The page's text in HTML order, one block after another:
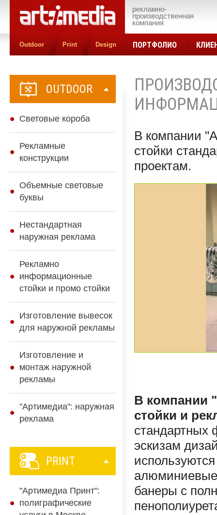
рекламно-
производственная
компания
Outdoor Print Design ПОРТФОЛИО
OUTDOOR
Cветовые короба
Рекламные
конструкции
Объемные световые
буквы
Нестандартная
наружная реклама
Рекламно
информационные
стойки и промо стойки
Изготовление вывесок
для наружной рекламы
Изготовление и
монтаж наружной
рекламы
"Артимедиа": наружная
реклама
PRINT
"Артимедиа Принт":
полиграфические
В компании
стойки
проектам.
В компании
стойки и
стандартных
эскизам
алюминиевые
банеры с